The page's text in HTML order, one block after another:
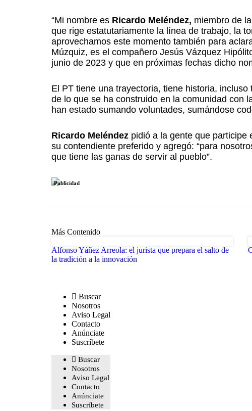
“Mi nombre es Ricardo Meléndez, miembro de
que rige estatutariamente la línea de trabajo, la
aprovechamos este momento también para
Múzquiz, es el compañero Jesús Vázquez
junio de 2023 y que en próximas fechas dicho
El PT tiene una trayectoria, tiene historia,
de lo que se ha construido en la comunidad con
han estado sumando voluntades, sumándose
Ricardo Meléndez pidió a la gente que participe
su contendiente preferido y agregó: “para
que tiene las ganas de servir al pueblo”.
Publicidad
Más Contenido
Alfonso Yáñez Arreola: el jurista que prepara el salto de
la tradición a la innovación
Buscar
Nosotros
Aviso Legal
Contacto
Anúnciate
Suscríbete
Buscar
Nosotros
Aviso Legal
Contacto
Anúnciate
Suscríbete